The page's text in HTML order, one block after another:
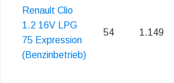
Renault Clio
1.2 16V LPG
75 Expression
(Benzinbetrieb)
54 1.149